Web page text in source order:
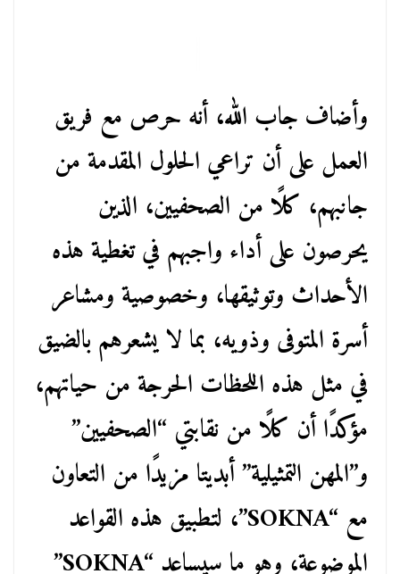
وأضاف جاب الله، أنه حرص مع فريق
العمل على أن تراعي الحلول المقدمة من
جانبهم، كلًا من الصحفيين، الذين
يحرصون على أداء واجبهم في تغطية هذه
الأحداث وتوثيقها، وخصوصية ومشاعر
أسرة المتوفى وذويه، بما لا يشعرهم بالضيق
في مثل هذه اللحظات الحرجة من حياتهم،
مؤكدًا أن كلًا من نقابتي “الصحفيين”
و”المهن التمثيلية” أبديتا مزيدًا من التعاون
مع “SOKNA”، لتطبيق هذه القواعد
الموضوعة، وهو ما سيساعد “SOKNA”